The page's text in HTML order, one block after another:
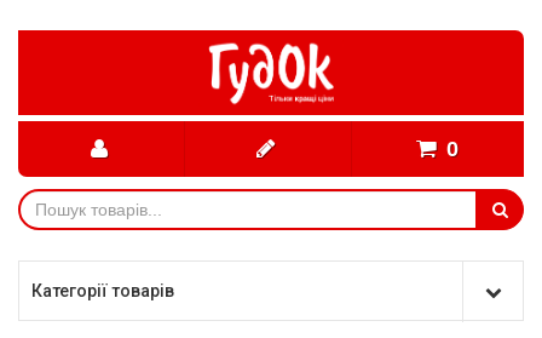
0
Категорії товарів